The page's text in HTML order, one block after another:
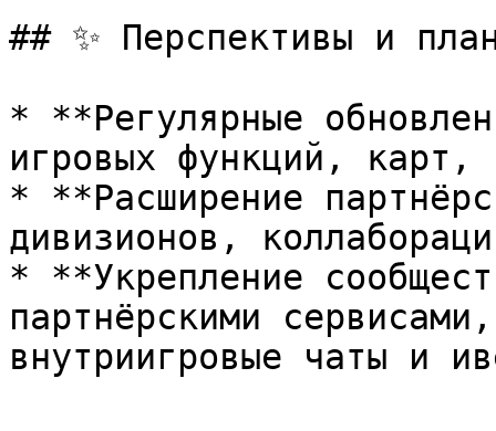
## ✨ Перспективы и
* **Регулярные
игровых функций, карт,
* **Расширение
дивизионов,
* **Укрепление
партнёрскими